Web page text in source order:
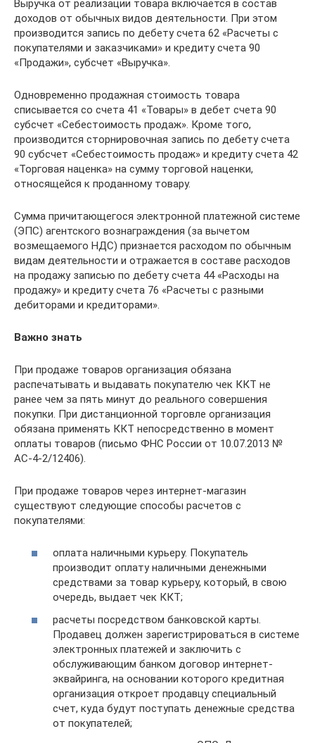
Выручка от реализации товара включается в состав
доходов от обычных видов деятельности. При этом
производится запись по дебету счета 62 «Расчеты с
покупателями и заказчиками» и кредиту счета 90
«Продажи», субсчет «Выручка».
Одновременно продажная стоимость товара
списывается со счета 41 «Товары» в дебет счета 90
субсчет «Себестоимость продаж». Кроме того,
производится сторнировочная запись по дебету счета
90 субсчет «Себестоимость продаж» и кредиту счета 42
«Торговая наценка» на сумму торговой наценки,
относящейся к проданному товару.
Сумма причитающегося электронной платежной системе
(ЭПС) агентского вознаграждения (за вычетом
возмещаемого НДС) признается расходом по обычным
видам деятельности и отражается в составе расходов
на продажу записью по дебету счета 44 «Расходы на
продажу» и кредиту счета 76 «Расчеты с разными
дебиторами и кредиторами».
Важно знать
При продаже товаров организация обязана
распечатывать и выдавать покупателю чек ККТ не
ранее чем за пять минут до реального совершения
покупки. При дистанционной торговле организация
обязана применять ККТ непосредственно в момент
оплаты товаров (письмо ФНС России от 10.07.2013 №
АС-4-2/12406).
При продаже товаров через интернет-магазин
существуют следующие способы расчетов с
покупателями:
оплата наличными курьеру. Покупатель
производит оплату наличными денежными
средствами за товар курьеру, который, в свою
очередь, выдает чек ККТ;
расчеты посредством банковской карты.
Продавец должен зарегистрироваться в системе
электронных платежей и заключить с
обслуживающим банком договор интернет-
эквайринга, на основании которого кредитная
организация откроет продавцу специальный
счет, куда будут поступать денежные средства
от покупателей;